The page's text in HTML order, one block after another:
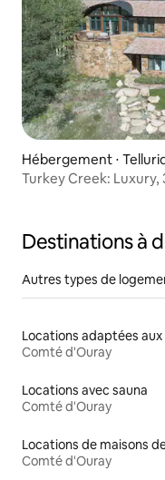
Hébergement ⋅
Turkey Creek: Luxury,
Destinations à
Autres types de
Comté d'Ouray
Locations avec sauna
Comté d'Ouray
Locations de maisons
Comté d'Ouray